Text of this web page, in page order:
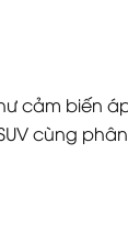
cảm biến
cùng